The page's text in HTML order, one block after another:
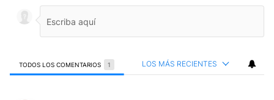
TODOS LOS COMENTARIOS 1 LOS MÁS RECIENTES